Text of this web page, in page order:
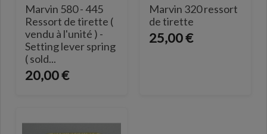
Marvin 580 - 445
Ressort de tirette (
vendu à l'unité ) -
Setting lever spring
( sold...
20,00 €
Marvin 320 ressort
de tirette
25,00 €